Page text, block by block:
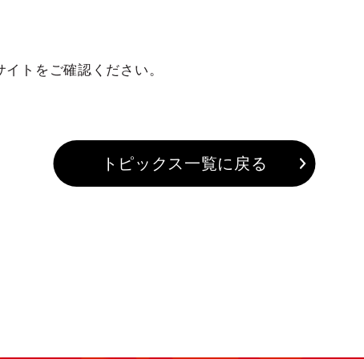
トをご確認ください。
トピックス一覧に戻る